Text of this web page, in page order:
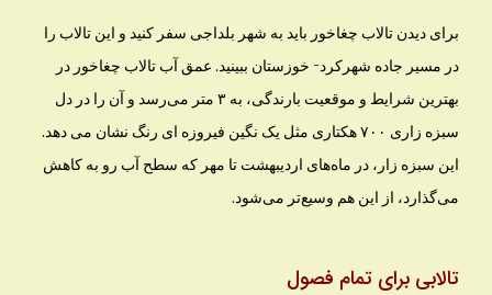
برای دیدن تالاب چغاخور باید به شهر بلداجی سفر کنید و این تالاب را
در مسیر جاده شهرکرد- خوزستان ببینید. عمق آب تالاب چغاخور در
بهترین شرایط و موقعیت بارندگی، به ۳ متر می‌رسد و آن را در دل
سبزه زاری ۷۰۰ هکتاری مثل یک نگین فیروزه ای رنگ نشان می دهد.
این سبزه زار، در ماه‌های اردیبهشت تا مهر که سطح آب رو به کاهش
می‌گذارد، از این هم وسیع‌تر می‌شود.
تالابی برای تمام فصول